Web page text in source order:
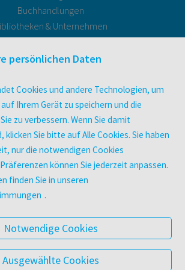
Buchhandlungen
& Unternehmen
Druckerei facultas druckt.
Zeitschriften
Digitale Angebote
UNTERNEHMEN
Über facultas
facultas Kooperationen
Arbeiten bei facultas
Datenschutz & Cookies
AGB
Barrierefreiheit
persönlichen Daten
Cookies und andere Technologien, um
Ihrem Gerät zu speichern und die
zu verbessern. Wenn Sie damit
klicken Sie bitte auf Alle Cookies. Sie haben
nur die notwendigen Cookies
können Sie jederzeit anpassen.
finden Sie in unseren
.
Notwendige Cookies
Ausgewählte Cookies